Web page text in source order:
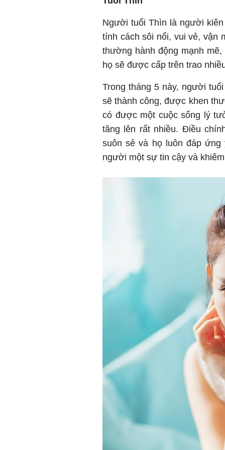
Người tuổi Thìn là người
tính cách sôi nổi, vui vẻ, vận
thường hành động mạnh
họ sẽ được cấp trên trao
Trong tháng 5 này, người
sẽ thành công, được khen
có được một cuộc sống lý
tăng lên rất nhiều. Điều
suôn sẻ và họ luôn đáp
người một sự tin cậy và